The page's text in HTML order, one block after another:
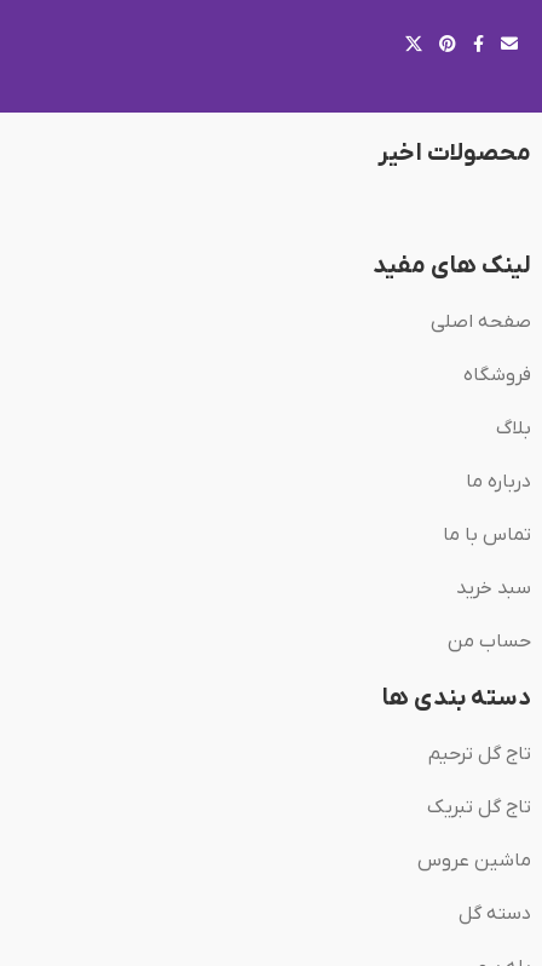
محصولات اخیر
لینک های مفید
صفحه اصلی
فروشگاه
بلاگ
درباره ما
تماس با ما
سبد خرید
حساب من
دسته بندی ها
تاج گل ترحیم
تاج گل تبریک
ماشین عروس
دسته گل